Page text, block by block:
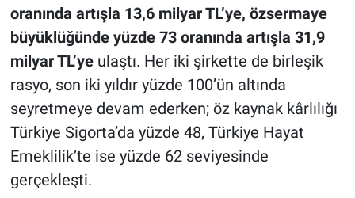
oranında artışla 13,6 milyar TL’ye, özsermaye
büyüklüğünde yüzde 73 oranında artışla 31,9
milyar TL’yeulaştı. Her iki şirkette de birleşik
rasyo, son iki yıldır yüzde 100’ün altında
seyretmeye devam ederken; öz kaynak kârlılığı
Türkiye Sigorta’da yüzde 48, Türkiye Hayat
Emeklilik’te ise yüzde 62 seviyesinde
gerçekleşti.